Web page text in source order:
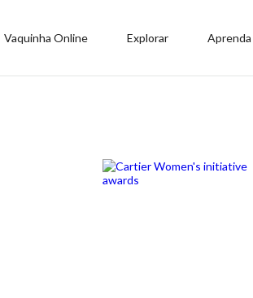
Vaquinha Online Explorar Aprenda